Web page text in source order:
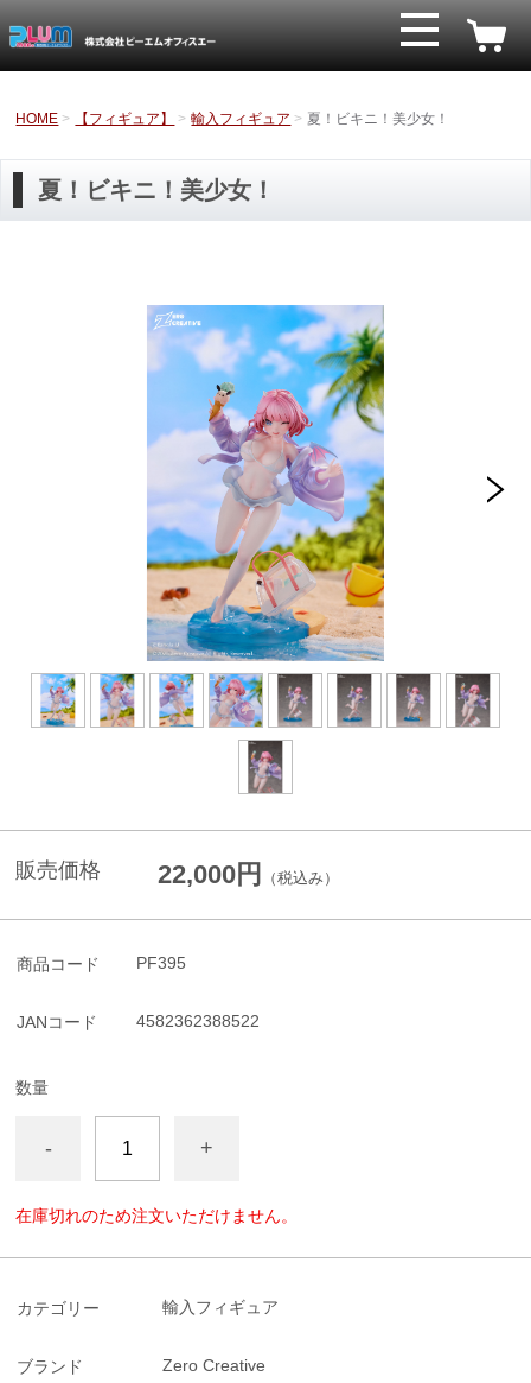
HOME 【フィギュア】 輸入フィギュア 夏！ビキニ！美少女！
夏！ビキニ！美少女！
販売価格 22,000円 （税込み）
商品コード PF395
JANコード 4582362388522
数量
- +
在庫切れのため注文いただけません。
カテゴリー 輸入フィギュア
ブランド Zero Creative